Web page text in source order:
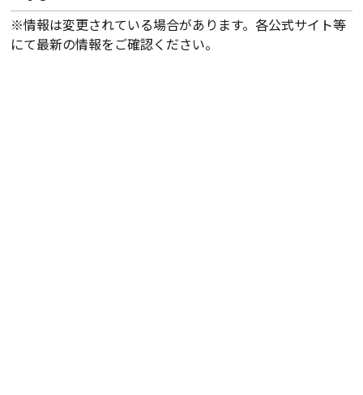
※情報は変更されている場合があります。各公式サイト等
にて最新の情報をご確認ください。